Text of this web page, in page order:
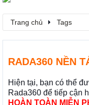
Trang chủ Tags
RADA360 NỀN
Hiện tại, bạn có thể
Rada360 để tiếp cận
HOÀN TOÀN MIỄN